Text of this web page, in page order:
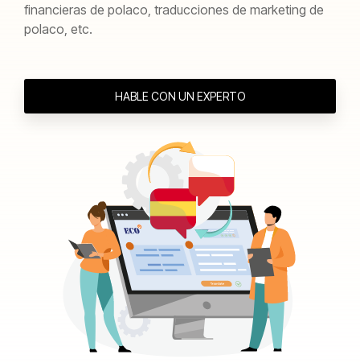
financieras de polaco, traducciones de marketing de
polaco, etc.
HABLE CON UN EXPERTO